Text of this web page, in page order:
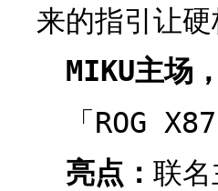
来的指引让
MIKU主场
「ROG
亮点： 联